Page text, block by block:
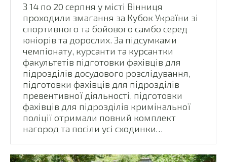
З 14 по 20 серпня у місті Вінниця
проходили змагання за Кубок України зі
спортивного та бойового самбо серед
юніорів та дорослих. За підсумками
чемпіонату, курсанти та курсантки
факультетів підготовки фахівців для
підрозділів досудового розслідування,
підготовки фахівців для підрозділів
превентивної діяльності, підготовки
фахівців для підрозділів кримінальної
поліції отримали повний комплект
нагород та посіли усі сходинки…